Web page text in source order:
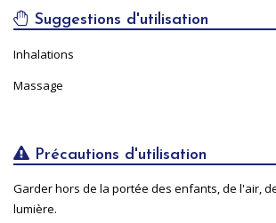
Suggestions d'utilisation
Inhalations
Massage
Précautions d'utilisation
Garder hors de la portée des enfants, de l'air,
lumière.